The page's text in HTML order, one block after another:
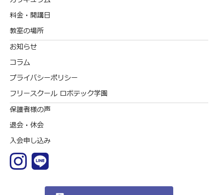
料金・開講日
教室の場所
お知らせ
コラム
プライバシーポリシー
フリースクール ロボテック学園
保護者様の声
退会・休会
入会申し込み